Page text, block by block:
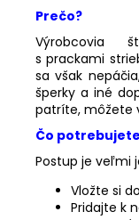
Prečo?
Výrobcovia
s prackami
sa však
šperky a iné
patríte, môžete
Čo
Postup je veľmi
Vložte si
Pridajte k